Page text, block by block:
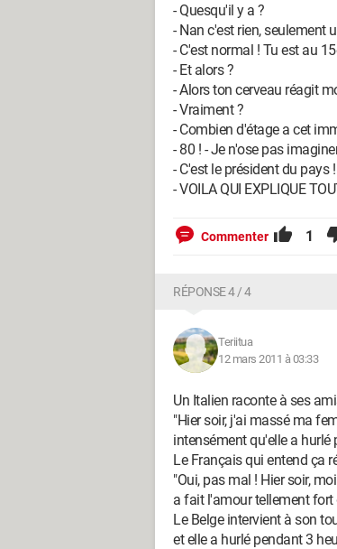
- Quesqu'il y a ?
- Nan c'est rien, seulement
- C'est normal ! Tu est au
- Et alors ?
- Alors ton cerveau réagit
- Vraiment ?
- Combien d'étage a cet
- 80 ! - Je n'ose pas
- C'est le président du pays !
- VOILA QUI EXPLIQUE
Commenter 1
RÉPONSE 4 / 4
Teriitua
12 mars 2011 à 03:33
Un Italien raconte à ses
"Hier soir, j'ai massé ma
intensément qu'elle a
Le Français qui entend ça
"Oui, pas mal ! Hier soir,
a fait l'amour tellement fort
Le Belge intervient à son
et elle a hurlé pendant 3